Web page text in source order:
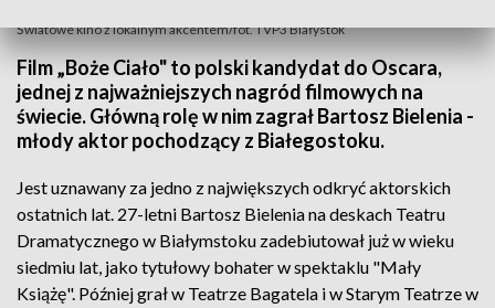
Światowe kino z lokalnym akcentem/fot. TVP3 Białystok
Film „Boże Ciało" to polski kandydat do Oscara,
jednej z najważniejszych nagród filmowych na
świecie. Główną rolę w nim zagrał Bartosz Bielenia -
młody aktor pochodzący z Białegostoku.
Jest uznawany za jedno z największych odkryć aktorskich
ostatnich lat. 27-letni Bartosz Bielenia na deskach Teatru
Dramatycznego w Białymstoku zadebiutował już w wieku
siedmiu lat, jako tytułowy bohater w spektaklu "Mały
Książę". Później grał w Teatrze Bagatela i w Starym Teatrze w